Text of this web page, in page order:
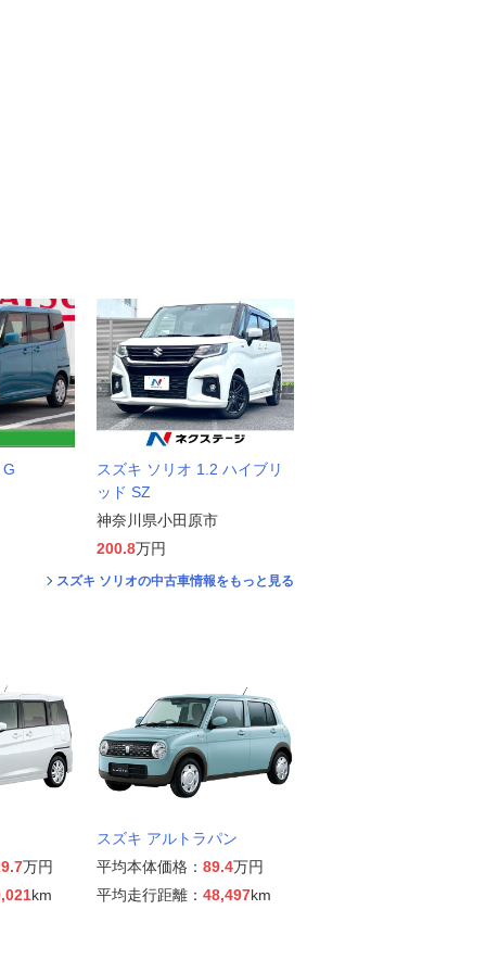
スズキ ソリオ 1.2 ハイブリ
ッド SZ
神奈川県小田原市
200.8万円
スズキ ソリオの中古車情報をもっと見る
万円
km
スズキ アルトラパン
平均本体価格： 89.4万円
平均走行距離： 48,497km